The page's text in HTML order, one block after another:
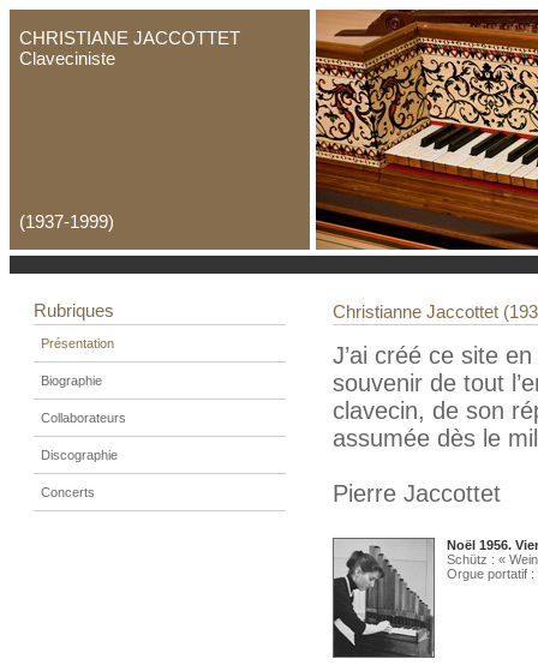
CHRISTIANE JACCOTTET
Claveciniste
(1937-1999)
Rubriques
Présentation
Biographie
Collaborateurs
Discographie
Concerts
Christianne Jaccottet
J’ai créé ce site
souvenir de tout
clavecin, de son
assumée dès le
Pierre Jaccottet
Noël 1956.
Schütz : «
Orgue portatif